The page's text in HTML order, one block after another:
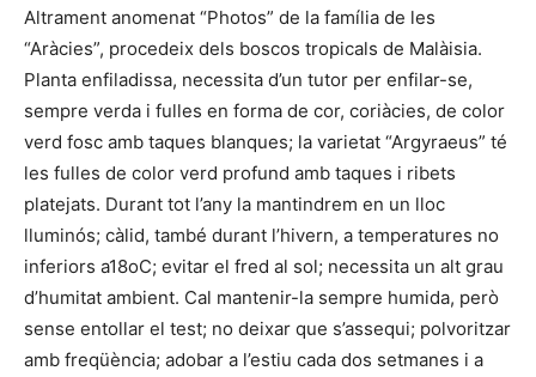
Altrament anomenat “Photos” de la família de les
“Aràcies”, procedeix dels boscos tropicals de Malàisia.
Planta enfiladissa, necessita d’un tutor per enfilar-se,
sempre verda i fulles en forma de cor, coriàcies, de color
verd fosc amb taques blanques; la varietat “Argyraeus” té
les fulles de color verd profund amb taques i ribets
platejats. Durant tot l’any la mantindrem en un lloc
lluminós; càlid, també durant l’hivern, a temperatures no
inferiors a18oC; evitar el fred al sol; necessita un alt grau
d’humitat ambient. Cal mantenir-la sempre humida, però
sense entollar el test; no deixar que s’assequi; polvoritzar
amb freqüència; adobar a l’estiu cada dos setmanes i a